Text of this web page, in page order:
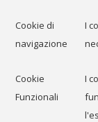
Cookie di
navigazione
I
Cookie
Funzionali
I